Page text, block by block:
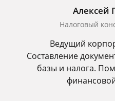
Алексей
Налоговый
Ведущий
Составление
базы и налога.